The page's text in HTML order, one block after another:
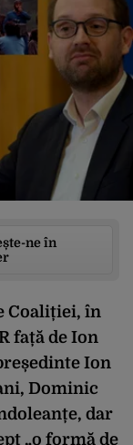
ne în
Coaliției, în
față de Ion
Ion
Dominic
dar
„o formă de